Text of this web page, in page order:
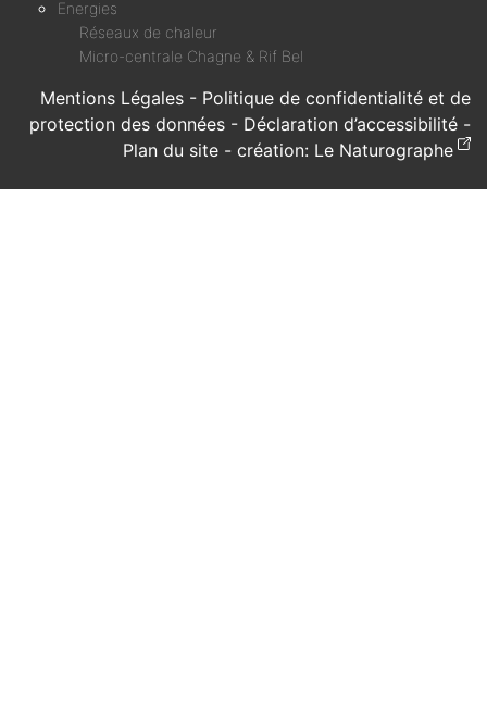
Energies
Réseaux de chaleur
Micro-centrale Chagne & Rif Bel
Mentions Légales - Politique de confidentialité et de
protection des données - Déclaration d’accessibilité -
Plan du site - création: Le Naturographe